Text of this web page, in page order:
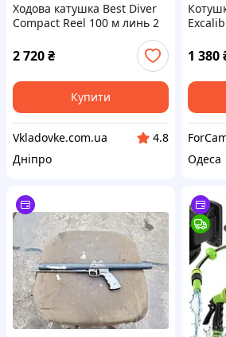
Ходова катушка Best Diver
Compact Reel 100 м линь 2
алюминия для підводних
исследований
2 720₴
Купити
Vkladovke.com.ua
4.8
Дніпро
1 380
Одеса